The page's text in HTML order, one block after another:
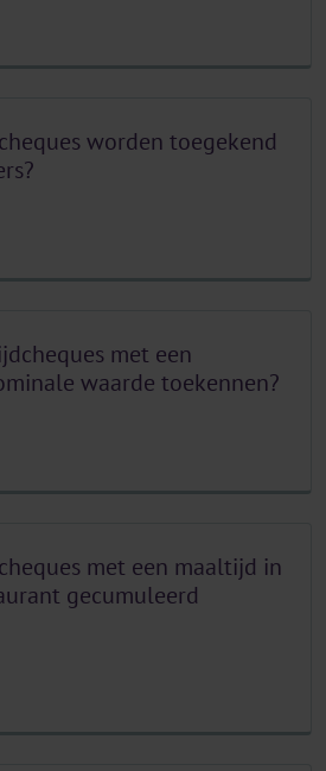
worden toegekend
met een
waarde toekennen?
met een maaltijd in
gecumuleerd